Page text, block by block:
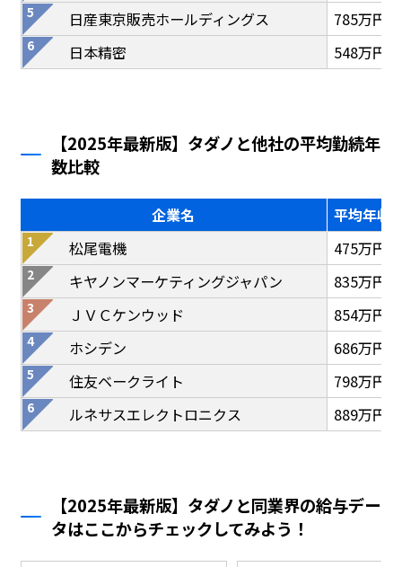
日産東京販売ホールディングス
785万円
日本精密
548万円
【2025年最新版】タダノと他社の平均勤続年
数比較
企業名
平均年収
松尾電機
475万円
キヤノンマーケティングジャパン
835万円
ＪＶＣケンウッド
854万円
ホシデン
686万円
住友ベークライト
798万円
ルネサスエレクトロニクス
889万円
【2025年最新版】タダノと同業界の給与デー
タはここからチェックしてみよう！